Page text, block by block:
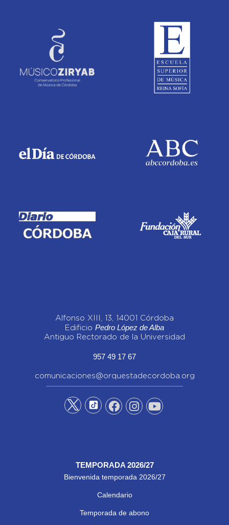
Alfonso XIII, 13, 14001 Córdoba
Edificio Pedro López de Alba
Antiguo Rectorado de la Universidad
957 49 17 67
comunicaciones@orquestadecordoba.org
TEMPORADA 2026/27
Bienvenida temporada 2026/27
Calendario
Temporada de abono